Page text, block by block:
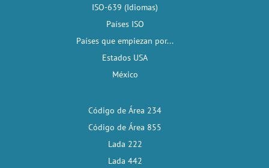
ISO-639 (Idiomas)
Países ISO
Países que empiezan por...
Estados USA
México
Código de Área 234
Código de Área 855
Lada 222
Lada 442